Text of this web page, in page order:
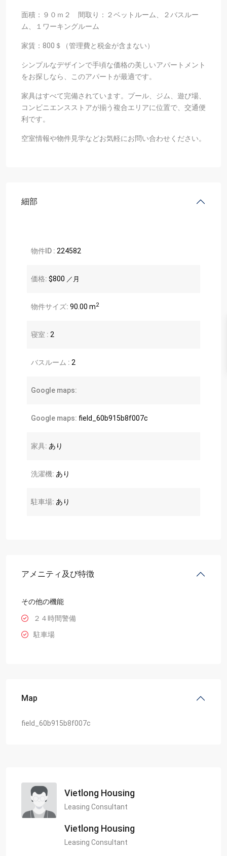
面積：９０ｍ２ 間取り：２ベットルーム、２バスルー
ム、１ワーキングルーム
家賃：800＄（管理費と税金が含まない）
シンプルなデザインで手頃な価格の美しいアパートメント
をお探しなら、このアパートが最適です。
家具はすべて完備されています。 プール、ジム、遊び場、
コンビニエンスストアが揃う複合エリアに位置で、交通便
利です。
空室情報や物件見学などお気軽にお問い合わせください。
細部
物件ID : 224582
価格: $800 ／月
物件サイズ: 90.00 m2
寝室 : 2
バスルーム : 2
Google maps:
Google maps: field_60b915b8f007c
家具: あり
洗濯機: あり
駐車場: あり
アメニティ及び特徴
その他の機能
２４時間警備
駐車場
Map
field_60b915b8f007c
Vietlong Housing
Leasing Consultant
Vietlong Housing
Leasing Consultant